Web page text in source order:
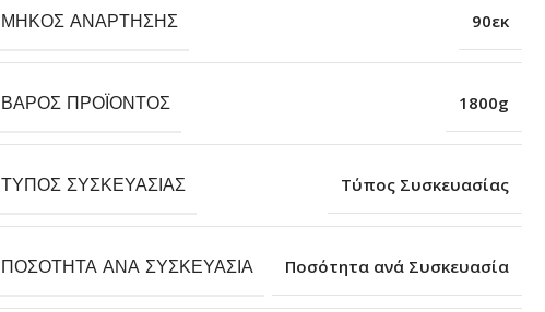
ΜΉΚΟΣ ΑΝΆΡΤΗΣΗΣ 90εκ
ΒΆΡΟΣ ΠΡΟΪΌΝΤΟΣ 1800g
ΤΎΠΟΣ ΣΥΣΚΕΥΑΣΊΑΣ Τύπος Συσκευασίας
ΠΟΣΌΤΗΤΑ ΑΝΆ ΣΥΣΚΕΥΑΣΊΑ Ποσότητα ανά Συσκευασία